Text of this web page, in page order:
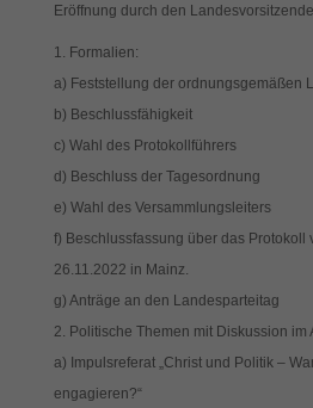
Eröffnung durch den
Formalien:
a) Feststellung der ordnungsgemäßen
b) Beschlussfähigkeit
c) Wahl des Protokollführers
d) Beschluss der Tagesordnung
e) Wahl des Versammlungsleiters
f) Beschlussfassung über das Protokoll
26.11.2022 in Mainz.
g) Anträge an den Landesparteitag
Politische Themen mit Diskussion im
a) Impulsreferat „Christ und Politik –
engagieren?“
mehr.